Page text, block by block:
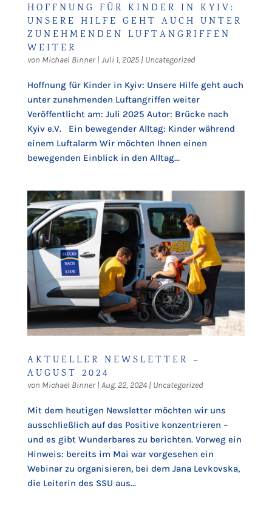
HOFFNUNG FÜR KINDER IN KYIV:
UNSERE HILFE GEHT AUCH UNTER
ZUNEHMENDEN LUFTANGRIFFEN
WEITER
von Michael Binner|Juli 1, 2025| Uncategorized
Hoffnung für Kinder in Kyiv: Unsere Hilfe geht auch
unter zunehmenden Luftangriffen weiter
Veröffentlicht am: Juli 2025 Autor: Brücke nach
Kyiv e.V. Ein bewegender Alltag: Kinder während
einem Luftalarm Wir möchten Ihnen einen
bewegenden Einblick in den Alltag...
AKTUELLER NEWSLETTER –
AUGUST 2024
von Michael Binner|Aug. 22, 2024| Uncategorized
Mit dem heutigen Newsletter möchten wir uns
ausschließlich auf das Positive konzentrieren –
und es gibt Wunderbares zu berichten. Vorweg ein
Hinweis: bereits im Mai war vorgesehen ein
Webinar zu organisieren, bei dem Jana Levkovska,
die Leiterin des SSU aus...